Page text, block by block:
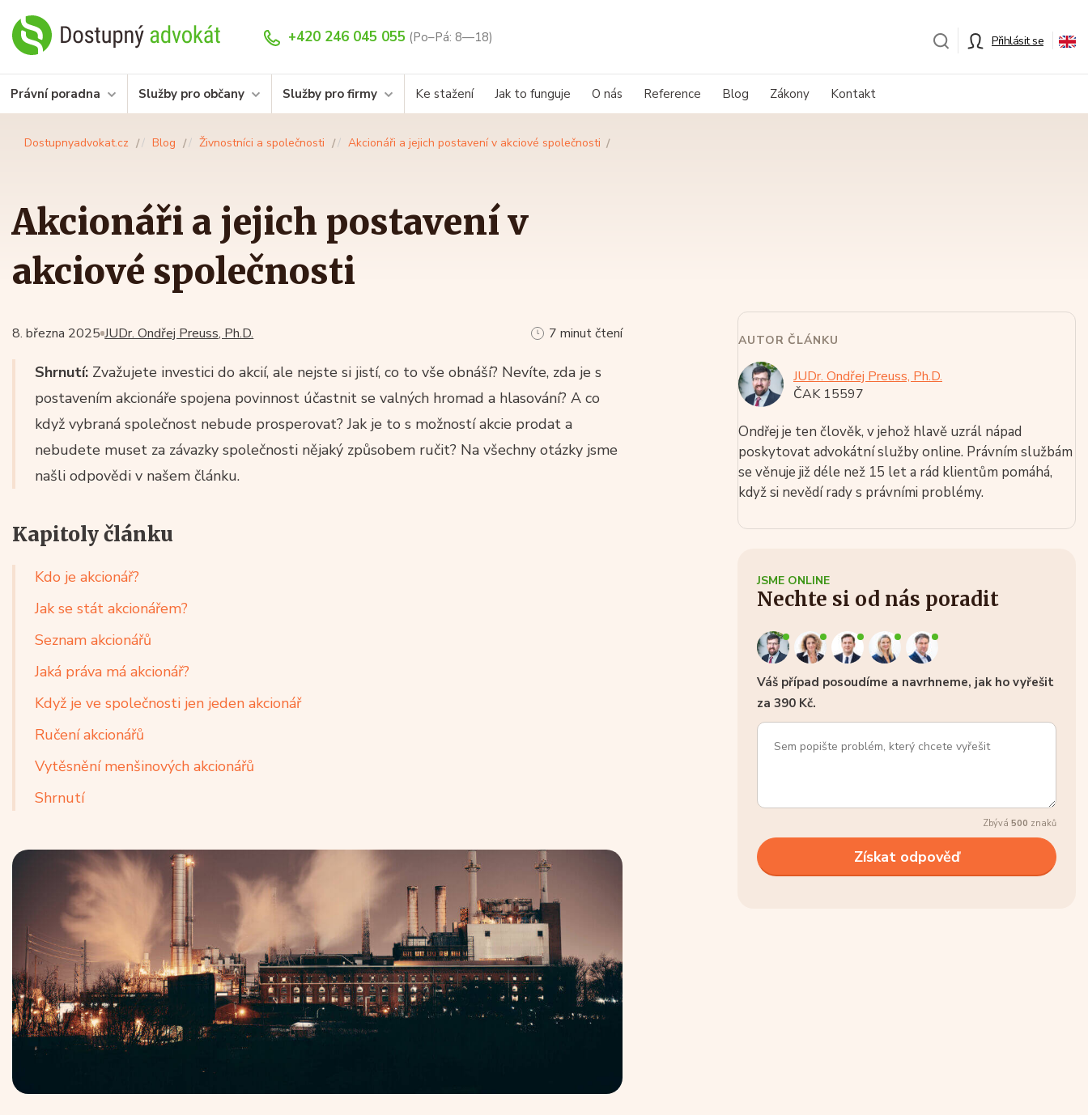
+420 246 045 055 (Po–Pá: 8—18) Přihlásit se
Právní poradna Služby pro občany Služby pro firmy Ke stažení Jak to funguje O nás Reference Blog Zákony Kontakt
Dostupnyadvokat.cz Blog Živnostníci a společnosti Akcionáři a jejich postavení v akciové společnosti
Akcionáři a jejich postavení v
akciové společnosti
JUDr. Ondřej Preuss, Ph.D.
8. března 2025 7 minut čtení
Shrnutí: Zvažujete investici do akcií, ale nejste si jistí, co to vše obnáší? Nevíte, zda je s
postavením akcionáře spojena povinnost účastnit se valných hromad a hlasování? A co
když vybraná společnost nebude prosperovat? Jak je to s možností akcie prodat a
nebudete muset za závazky společnosti nějaký způsobem ručit? Na všechny otázky jsme
našli odpovědi v našem článku.
Kapitoly článku
Kdo je akcionář?
Jak se stát akcionářem?
Seznam akcionářů
Jaká práva má akcionář?
Když je ve společnosti jen jeden akcionář
Ručení akcionářů
Vytěsnění menšinových akcionářů
Shrnutí
AUTOR ČLÁNKU
JUDr. Ondřej Preuss, Ph.D.
ČAK 15597
Ondřej je ten člověk, v jehož hlavě uzrál nápad
poskytovat advokátní služby online. Právním službám
se věnuje již déle než 15 let a rád klientům pomáhá,
když si nevědí rady s právními problémy.
JSME ONLINE
Nechte si od nás poradit
Váš případ posoudíme a navrhneme, jak ho vyřešit
za 390 Kč.
Zbývá 500 znaků